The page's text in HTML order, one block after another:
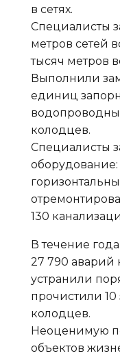
в сетях.
Специалисты
метров сетей
тысяч метров
Выполнили
единиц
колодцев.
Специалисты
оборудование:
130
В течение
27 790 аварий
устранили
прочистили
колодцев.
Неоценимую
объектов